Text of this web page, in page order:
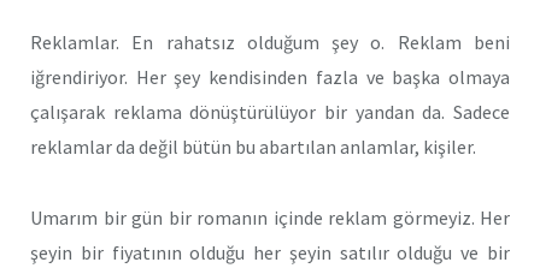
Reklamlar. En rahatsız olduğum şey o. Reklam beni
iğrendiriyor. Her şey kendisinden fazla ve başka olmaya
çalışarak reklama dönüştürülüyor bir yandan da. Sadece
reklamlar da değil bütün bu abartılan anlamlar, kişiler.
Umarım bir gün bir romanın içinde reklam görmeyiz. Her
şeyin bir fiyatının olduğu her şeyin satılır olduğu ve bir